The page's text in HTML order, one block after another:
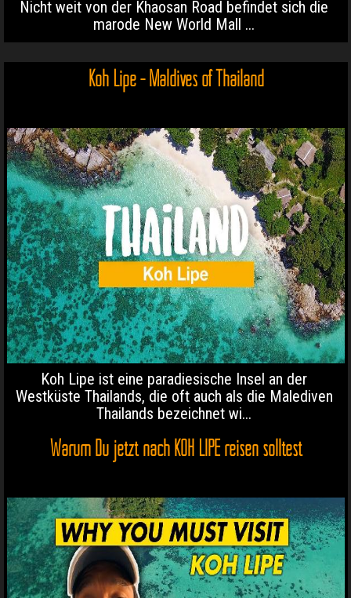
Nicht weit von der Khaosan Road befindet sich die
marode New World Mall ...
Koh Lipe - Maldives of Thailand
Koh Lipe ist eine paradiesische Insel an der
Westküste Thailands, die oft auch als die Malediven
Thailands bezeichnet wi...
Warum Du jetzt nach KOH LIPE reisen solltest